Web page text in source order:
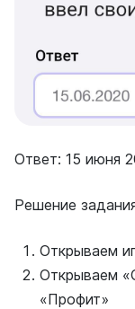
Ответ: 15 июня
Решение
Открываем
Открываем
«Профит»